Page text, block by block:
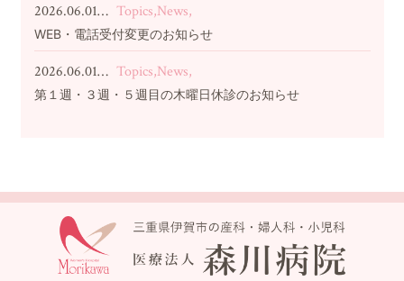
2026.06.01… Topics,News,
WEB・電話受付変更のお知らせ
2026.06.01… Topics,News,
第１週・３週・５週目の木曜日休診のお知らせ